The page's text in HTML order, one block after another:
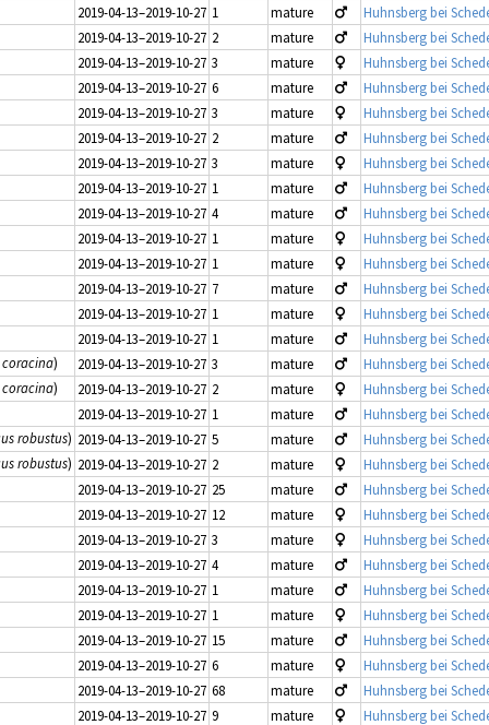
2019-04-13–2019-10-27 1 mature
Huhnsberg bei
2019-04-13–2019-10-27 2 mature
Huhnsberg bei
2019-04-13–2019-10-27 3 mature
Huhnsberg bei
2019-04-13–2019-10-27 6 mature
Huhnsberg bei
2019-04-13–2019-10-27 3 mature
Huhnsberg bei
2019-04-13–2019-10-27 2 mature
Huhnsberg bei
2019-04-13–2019-10-27 3 mature
Huhnsberg bei
2019-04-13–2019-10-27 1 mature
Huhnsberg bei
2019-04-13–2019-10-27 4 mature
Huhnsberg bei
2019-04-13–2019-10-27 1 mature
Huhnsberg bei
2019-04-13–2019-10-27 1 mature
Huhnsberg bei
2019-04-13–2019-10-27 7 mature
Huhnsberg bei
2019-04-13–2019-10-27 1 mature
Huhnsberg bei
2019-04-13–2019-10-27 1 mature
Huhnsberg bei
) 2019-04-13–2019-10-27 3 mature
Huhnsberg bei
) 2019-04-13–2019-10-27 2 mature
Huhnsberg bei
2019-04-13–2019-10-27 1 mature
Huhnsberg bei
robustus) 2019-04-13–2019-10-27 5 mature
Huhnsberg bei
robustus) 2019-04-13–2019-10-27 2 mature
Huhnsberg bei
2019-04-13–2019-10-27 25 mature
Huhnsberg bei
2019-04-13–2019-10-27 12 mature
Huhnsberg bei
2019-04-13–2019-10-27 3 mature
Huhnsberg bei
2019-04-13–2019-10-27 4 mature
Huhnsberg bei
2019-04-13–2019-10-27 1 mature
Huhnsberg bei
2019-04-13–2019-10-27 1 mature
Huhnsberg bei
2019-04-13–2019-10-27 15 mature
Huhnsberg bei
2019-04-13–2019-10-27 6 mature
Huhnsberg bei
2019-04-13–2019-10-27 68 mature
Huhnsberg bei
2019-04-13–2019-10-27 9 mature Huhnsberg bei